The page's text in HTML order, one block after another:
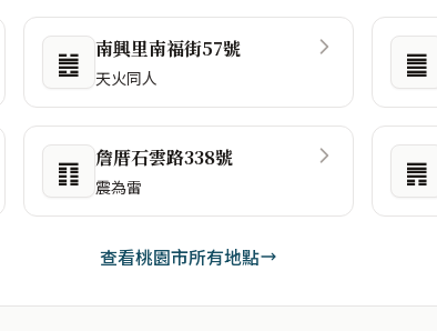
䷰ 南興里南福街57號
天火同人 ䷀
䷖ 詹厝石雲路338號
震為雷 ䷠
查看桃園市所有地點